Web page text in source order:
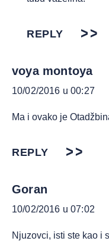
REPLY
voya montoya
10/02/2016 u 00:27
Ma i ovako je
REPLY
Goran
10/02/2016 u 07:02
Njuzovci, isti ste kao i